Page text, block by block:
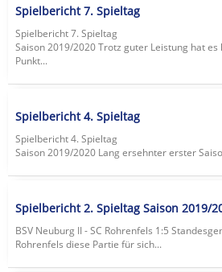
Spielbericht 7. Spieltag
Spielbericht 7. Spieltag
Saison 2019/2020 Trotz guter Leistung hat
Punkt...
Spielbericht 4. Spieltag
Spielbericht 4. Spieltag
Saison 2019/2020 Lang ersehnter erster
Spielbericht 2. Spieltag Saison 2019/
BSV Neuburg II - SC Rohrenfels 1:5
Rohrenfels diese Partie für sich...